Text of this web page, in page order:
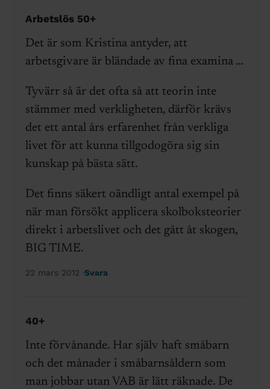
Arbetslös 50+
Det är som Kristina antyder, att
arbetsgivare är bländade av fina examina …
Tyvärr så är det ofta så att teorin inte
stämmer med verkligheten, därför krävs
det ett antal års erfarenhet från verkliga
livet för att kunna tillgodogöra sig sin
kunskap på bästa sätt.
Det finns säkert oändligt antal exempel på
när man försökt applicera skolboksteorier
direkt i arbetslivet och det gått åt skogen,
BIG TIME.
22 mars 2012 Svara
40+
Inte förvånande. Har själv haft småbarn
och det månader i småbarnsåldern som
man jobbar utan VAB är lätt räknade. De